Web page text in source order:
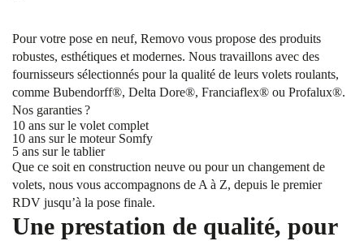
Pour votre pose en neuf, Removo vous propose des produits
robustes, esthétiques et modernes. Nous travaillons avec des
fournisseurs sélectionnés pour la qualité de leurs volets roulants,
comme Bubendorff®, Delta Dore®, Franciaflex® ou Profalux®.
Nos garanties ?
10 ans sur le volet complet
10 ans sur le moteur Somfy
5 ans sur le tablier
Que ce soit en construction neuve ou pour un changement de
volets, nous vous accompagnons de A à Z, depuis le premier
RDV jusqu’à la pose finale.
Une prestation de qualité, pour